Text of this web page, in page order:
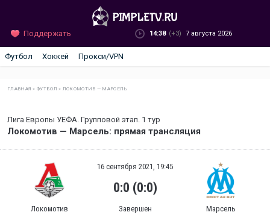
Поддержать 14:38 (+3) 7 августа 2026
Футбол Хоккей Прокси/VPN
ГЛАВНАЯ »ФУТБОЛ » ЛОКОМОТИВ — МАРСЕЛЬ
Лига Европы УЕФА. Групповой этап. 1 тур
Локомотив — Марсель: прямая трансляция
Локомотив
16 сентября 2021, 19:45
0:0 (0:0)
Завершен Марсель